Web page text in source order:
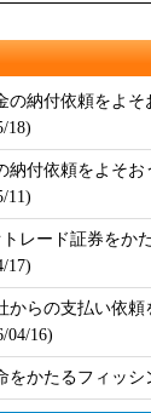
の納付依頼をよ
18)
納付依頼をよそお
11)
トレード証券をか
17)
からの支払い依
04/16)
をかたるフィッシ